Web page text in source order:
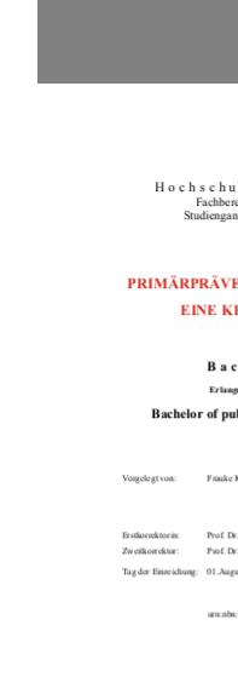
EINE
Bachelor of
Vorgelegt von: Frauke
Erstkorrektorin: Prof.
Zweitkorrektor: Prof.
Tag der Einreichung: